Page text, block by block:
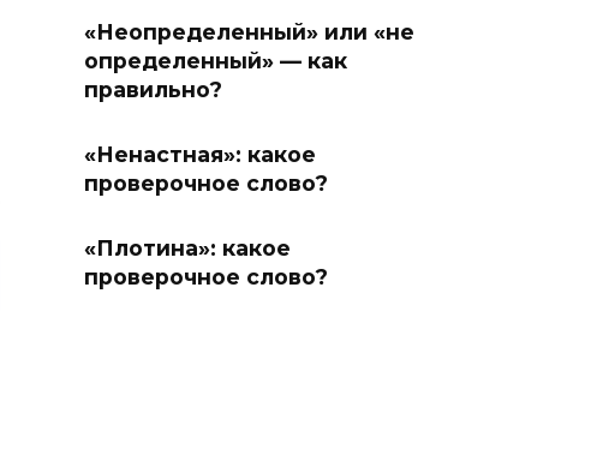
«Неопределенный» или «не
определенный» — как
правильно?
«Ненастная»: какое
проверочное слово?
«Плотина»: какое
проверочное слово?